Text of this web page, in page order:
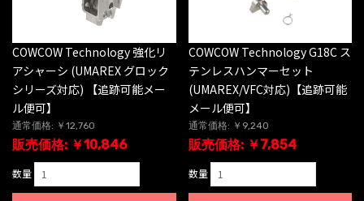
COWCOW Technology 強化リ
アシャーシ (UMAREX グロック
シリーズ対応) 【追跡可能メー
ル便可】
通常価格: ￥12,760
販売価格: ￥10,846
数量
COWCOW Technology G18C ス
テンレスハンマーセット
(UMAREX/VFC対応)【追跡可能
メール便可】
通常価格: ￥9,240
販売価格: ￥7,854
数量